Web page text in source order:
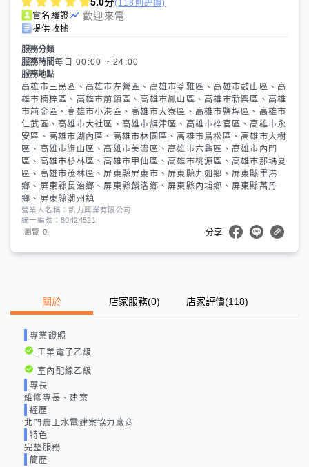
(118則評價)
實名驗證
歡迎來電
提供收據
服務分類
服務時間每日 00:00 ~ 24:00
服務地點
高雄市三民區、高雄市左營區、高雄市苓雅區、高雄市鼓山區、高
雄市楠梓區、高雄市前鎮區、高雄市鳳山區、高雄市新興區、高雄
市前金區、高雄市小港區、高雄市大寮區、高雄市鹽埕區、高雄市
仁武區、高雄市大社區、高雄市旗津區、高雄市梓官區、高雄市永
安區、高雄市湖內區、高雄市林園區、高雄市鳥松區、高雄市大樹
區、高雄市旗山區、高雄市美濃區、高雄市六龜區、高雄市內門
區、高雄市杉林區、高雄市甲仙區、高雄市桃源區、高雄市那瑪夏
區、高雄市茂林區、屏東縣屏東市、屏東縣九如鄉、屏東縣里港
鄉、屏東縣長治鄉、屏東縣麟洛鄉、屏東縣內埔鄉、屏東縣萬丹
鄉、屏東縣潮州鎮
營業人名稱：凱力興業有限公司
統一編號：80424521
瀏覽 0 分享
關於 店家服務(0) 店家評價(118)
專業證照
工業電子乙級
室內配線乙級
專長
維修專長、建案
經歷
北門農工水電建案協力廠商
特色
完整服務
簡歷